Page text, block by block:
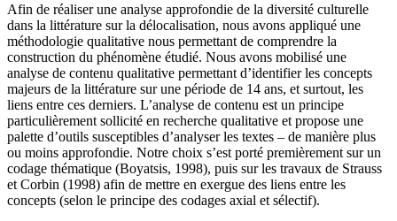
Afin de réaliser une analyse approfondie de la diversité culturelle
dans la littérature sur la délocalisation, nous avons appliqué une
méthodologie qualitative nous permettant de comprendre la
construction du phénomène étudié. Nous avons mobilisé une
analyse de contenu qualitative permettant d’identifier les concepts
majeurs de la littérature sur une période de 14 ans, et surtout, les
liens entre ces derniers. L’analyse de contenu est un principe
particulièrement sollicité en recherche qualitative et propose une
palette d’outils susceptibles d’analyser les textes – de manière plus
ou moins approfondie. Notre choix s’est porté premièrement sur un
codage thématique (Boyatsis, 1998), puis sur les travaux de Strauss
et Corbin (1998) afin de mettre en exergue des liens entre les
concepts (selon le principe des codages axial et sélectif).